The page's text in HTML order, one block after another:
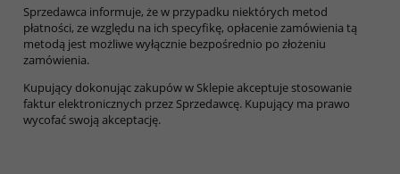
Sprzedawca informuje, że w przypadku niektórych metod
płatności, ze względu na ich specyfikę, opłacenie zamówienia tą
metodą jest możliwe wyłącznie bezpośrednio po złożeniu
zamówienia.
Kupujący dokonując zakupów w Sklepie akceptuje stosowanie
faktur elektronicznych przez Sprzedawcę. Kupujący ma prawo
wycofać swoją akceptację.